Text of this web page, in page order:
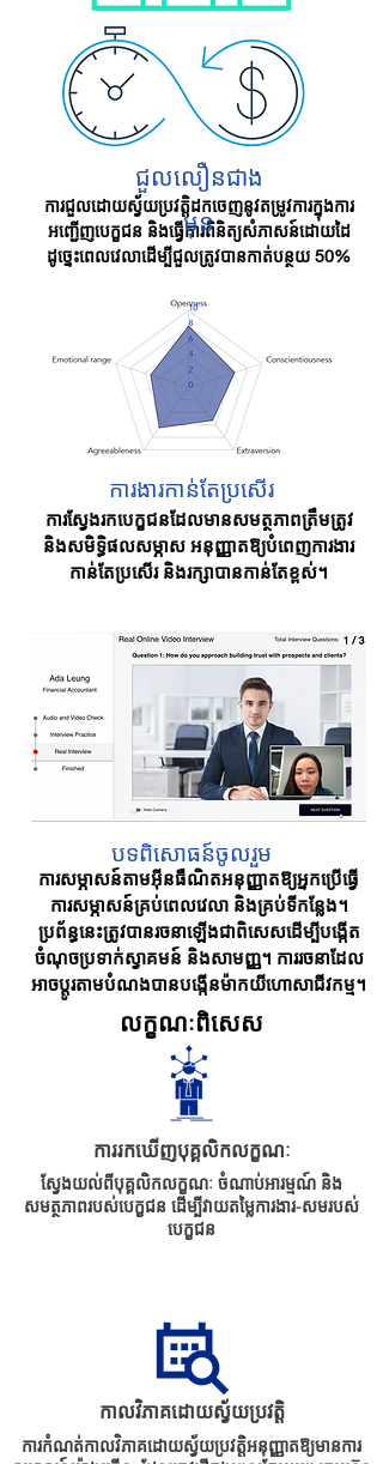
ការជួលដោយស្វ័យប្រវត្តិដកចេញនូវតម្រូវការក្នុងការ
អញ្ជើញបេក្ខជន និងធ្វើការពិនិត្យសំភាសន៍ដោយដៃ
ដូច្នេះពេលវេលាដើម្បីជួលត្រូវបានកាត់បន្ថយ 50%
ជួលលឿនជាង
មុន
ការស្វែងរកបេក្ខជនដែលមានសមត្ថភាពត្រឹមត្រូវ
និងសមិទ្ធិផលសម្ភាស អនុញ្ញាតឱ្យបំពេញការងារ
កាន់តែប្រសើរ និងរក្សាបានកាន់តែខ្ពស់។
ការងារកាន់តែប្រសើរ
ការសម្ភាសន៍តាមអ៊ីនធឺណិតអនុញ្ញាតឱ្យអ្នកប្រើធ្វើ
ការសម្ភាសន៍គ្រប់ពេលវេលា និងគ្រប់ទីកន្លែង។
ប្រព័ន្ធនេះត្រូវបានរចនាឡើងជាពិសេសដើម្បីបង្កើត
ចំណុចប្រទាក់ស្វាគមន៍ និងសាមញ្ញ។ ការរចនាដែល
អាចប្ដូរតាមបំណងបានបង្កើនម៉ាកយីហោសាជីវកម្ម។
បទពិសោធន៍ចូលរួម
ការរកឃើញបុគ្គលិកលក្ខណៈ
ស្វែងយល់ពីបុគ្គលិកលក្ខណៈ ចំណាប់អារម្មណ៍ និង
សមត្ថភាពរបស់បេក្ខជន ដើម្បីវាយតម្លៃការងារ-សមរបស់
បេក្ខជន
កាលវិភាគដោយស្វ័យប្រវត្តិ
ការកំណត់កាលវិភាគដោយស្វ័យប្រវត្តិអនុញ្ញាតឱ្យមានការ
លក្ខណៈពិសេស